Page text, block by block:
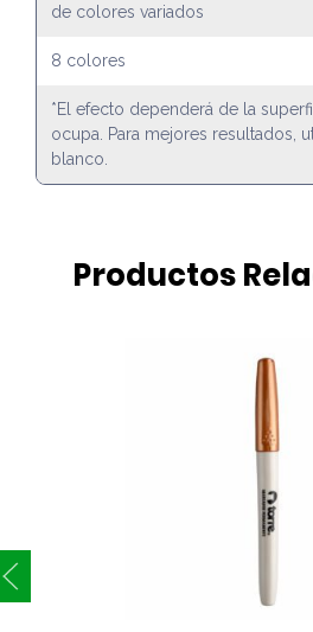
de colores variados
8 colores
*El efecto dependerá de la
ocupa. Para mejores resultados,
blanco.
Productos